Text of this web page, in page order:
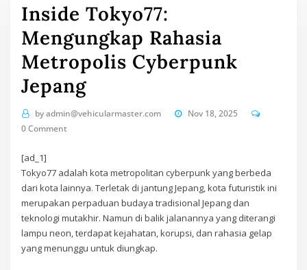
Inside Tokyo77:
Mengungkap Rahasia
Metropolis Cyberpunk
Jepang
byadmin@vehicularmaster.com
Nov 18, 2025
0 Comment
[ad_1]
Tokyo77 adalah kota metropolitan cyberpunk yang berbeda
dari kota lainnya. Terletak di jantung Jepang, kota futuristik ini
merupakan perpaduan budaya tradisional Jepang dan
teknologi mutakhir. Namun di balik jalanannya yang diterangi
lampu neon, terdapat kejahatan, korupsi, dan rahasia gelap
yang menunggu untuk diungkap.